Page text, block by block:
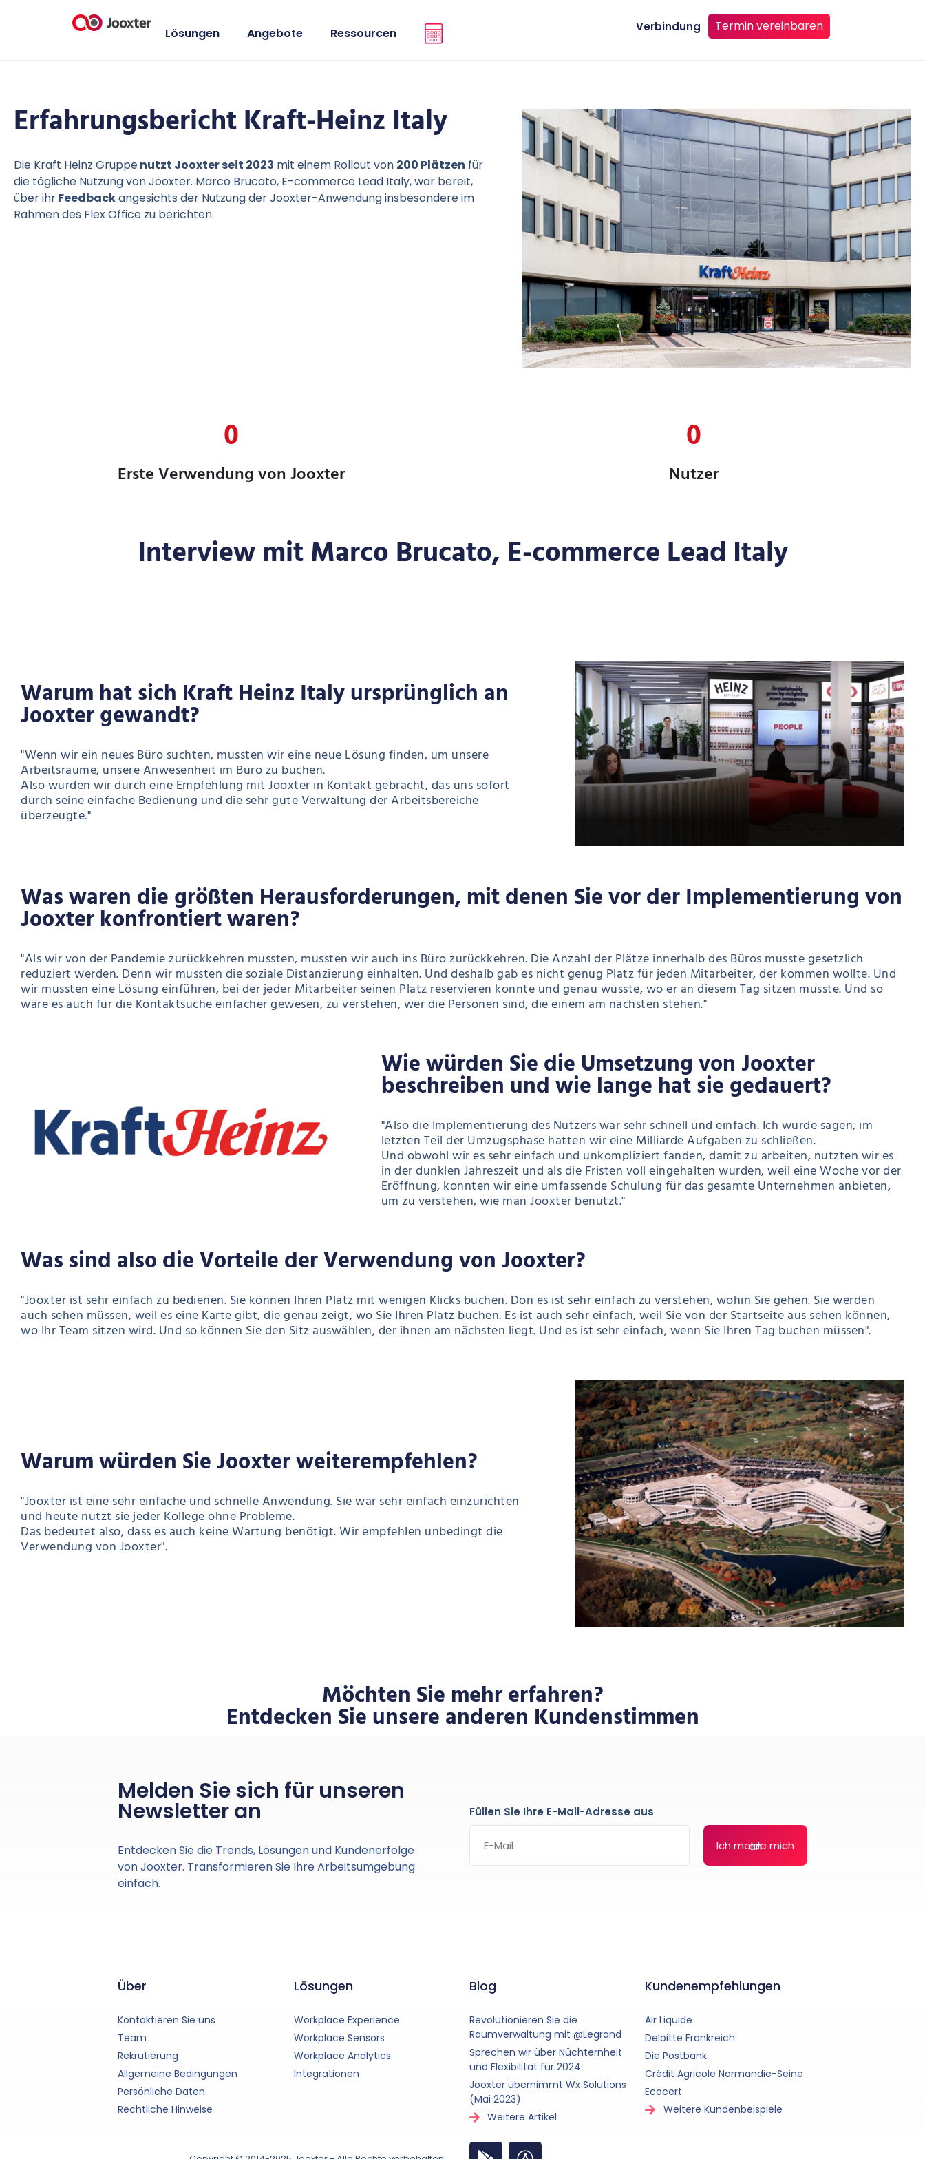
Lösungen Angebote Ressourcen Verbindung Termin vereinbaren
Erfahrungsbericht Kraft-Heinz Italy
Die Kraft Heinz Gruppenutzt Jooxter seit 2023 mit einem Rollout von 200 Plätzen für
die tägliche Nutzung von Jooxter. Marco Brucato, E-commerce Lead Italy, war bereit,
über ihrFeedbackangesichts der Nutzung der Jooxter-Anwendung insbesondere im
Rahmen des Flex Office zu berichten.
Erste Verwendung von Jooxter
0
Nutzer
0
Interview mit Marco Brucato, E-commerce Lead Italy
Warum hat sich Kraft Heinz Italy ursprünglich an
Jooxter gewandt?
"Wenn wir ein neues Büro suchten, mussten wir eine neue Lösung finden, um unsere
Arbeitsräume, unsere Anwesenheit im Büro zu buchen.
Also wurden wir durch eine Empfehlung mit Jooxter in Kontakt gebracht, das uns sofort
durch seine einfache Bedienung und die sehr gute Verwaltung der Arbeitsbereiche
überzeugte."
Was waren die größten Herausforderungen, mit denen Sie vor der Implementierung von
Jooxter konfrontiert waren?
"Als wir von der Pandemie zurückkehren mussten, mussten wir auch ins Büro zurückkehren. Die Anzahl der Plätze innerhalb des Büros musste gesetzlich
reduziert werden. Denn wir mussten die soziale Distanzierung einhalten. Und deshalb gab es nicht genug Platz für jeden Mitarbeiter, der kommen wollte. Und
wir mussten eine Lösung einführen, bei der jeder Mitarbeiter seinen Platz reservieren konnte und genau wusste, wo er an diesem Tag sitzen musste. Und so
wäre es auch für die Kontaktsuche einfacher gewesen, zu verstehen, wer die Personen sind, die einem am nächsten stehen."
Wie würden Sie die Umsetzung von Jooxter
beschreiben und wie lange hat sie gedauert?
"Also die Implementierung des Nutzers war sehr schnell und einfach. Ich würde sagen, im
letzten Teil der Umzugsphase hatten wir eine Milliarde Aufgaben zu schließen.
Und obwohl wir es sehr einfach und unkompliziert fanden, damit zu arbeiten, nutzten wir es
in der dunklen Jahreszeit und als die Fristen voll eingehalten wurden, weil eine Woche vor der
Eröffnung, konnten wir eine umfassende Schulung für das gesamte Unternehmen anbieten,
um zu verstehen, wie man Jooxter benutzt."
Was sind also die Vorteile der Verwendung von Jooxter?
"Jooxter ist sehr einfach zu bedienen. Sie können Ihren Platz mit wenigen Klicks buchen. Don es ist sehr einfach zu verstehen, wohin Sie gehen. Sie werden
auch sehen müssen, weil es eine Karte gibt, die genau zeigt, wo Sie Ihren Platz buchen. Es ist auch sehr einfach, weil Sie von der Startseite aus sehen können,
wo Ihr Team sitzen wird. Und so können Sie den Sitz auswählen, der ihnen am nächsten liegt. Und es ist sehr einfach, wenn Sie Ihren Tag buchen müssen".
Warum würden Sie Jooxter weiterempfehlen?
"Jooxter ist eine sehr einfache und schnelle Anwendung. Sie war sehr einfach einzurichten
und heute nutzt sie jeder Kollege ohne Probleme.
Das bedeutet also, dass es auch keine Wartung benötigt. Wir empfehlen unbedingt die
Verwendung von Jooxter".
Möchten Sie mehr erfahren?
Entdecken Sie unsere anderen Kundenstimmen
Melden Sie sich für unseren
Newsletter an
Entdecken Sie die Trends, Lösungen und Kundenerfolge
von Jooxter. Transformieren Sie Ihre Arbeitsumgebung
einfach.
Füllen Sie Ihre E-Mail-Adresse aus
Ich melde mich an
Über
Kontaktieren Sie uns
Team
Rekrutierung
Allgemeine Bedingungen
Persönliche Daten
Rechtliche Hinweise
Lösungen
Workplace Experience
Workplace Sensors
Workplace Analytics
Integrationen
Blog
Revolutionieren Sie die
Raumverwaltung mit @Legrand
Sprechen wir über Nüchternheit
und Flexibilität für 2024
Jooxter übernimmt Wx Solutions
(Mai 2023)
Weitere Artikel
Kundenempfehlungen
Air Liquide
Deloitte Frankreich
Die Postbank
Crédit Agricole Normandie-Seine
Ecocert
Weitere Kundenbeispiele